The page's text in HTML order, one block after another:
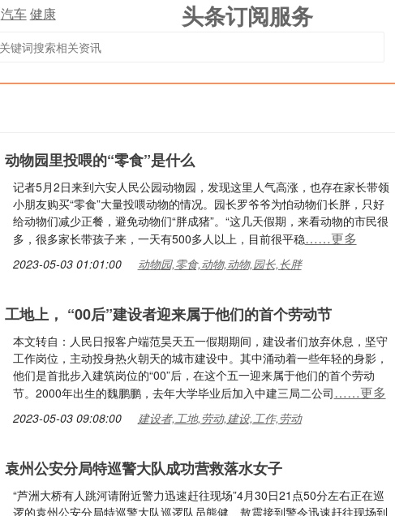
汽车健康 头条订阅服务
动物园里投喂的“零食”是什么
记者5月2日来到六安人民公园动物园，发现这里人气高涨，也存在家长带领
小朋友购买“零食”大量投喂动物的情况。园长罗爷爷为怕动物们长胖，只好
给动物们减少正餐，避免动物们“胖成猪”。“这几天假期，来看动物的市民很
多，很多家长带孩子来，一天有500多人以上，目前很平稳……更多
2023-05-03 01:01:00 动物园,零食,动物,动物,园长,长胖
工地上， “00后”建设者迎来属于他们的首个劳动节
本文转自：人民日报客户端范昊天五一假期期间，建设者们放弃休息，坚守
工作岗位，主动投身热火朝天的城市建设中。其中涌动着一些年轻的身影，
他们是首批步入建筑岗位的“00”后，在这个五一迎来属于他们的首个劳动
节。2000年出生的魏鹏鹏，去年大学毕业后加入中建三局二公司……更多
2023-05-03 09:08:00 建设者,工地,劳动,建设,工作,劳动
袁州公安分局特巡警大队成功营救落水女子
“芦洲大桥有人跳河请附近警力迅速赶往现场”4月30日21点50分左右正在巡
逻的袁州公安分局特巡警大队巡逻队员熊健、敖震接到警令迅速赶往现场到